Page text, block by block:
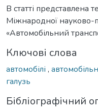
В статті представлена
Міжнародної науково-
«Автомобільний
Ключові слова
автомобілі ,
галузь
Бібліографічний